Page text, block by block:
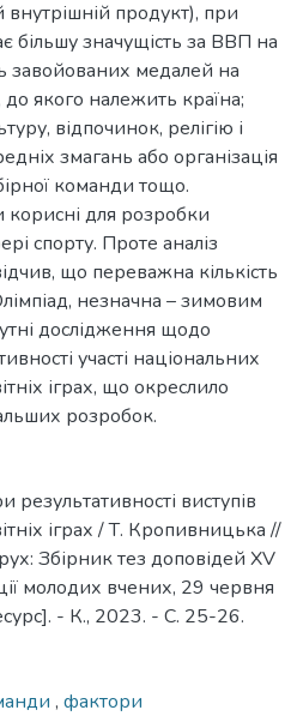
продукт), при
більшу значущість за ВВП на
завойованих медалей на
до якого належить країна;
відпочинок, релігію і
змагань або організація
команди тощо.
для розробки
спорту. Проте аналіз
що переважна кількість
незначна – зимовим
дослідження щодо
участі національних
іграх, що окреслило
розробок.
виступів
іграх / Т. Кропивницька //
Збірник тез доповідей XV
молодих вчених, 29 червня
- К., 2023. - С. 25-26.
, фактори